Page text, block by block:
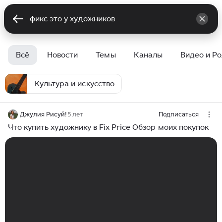
Всё Новости Темы Каналы Видео и
Культура и искусство
Джулия Рисуй! 5 лет Подписаться
Что купить художнику в Fix Price Обзор моих покупок